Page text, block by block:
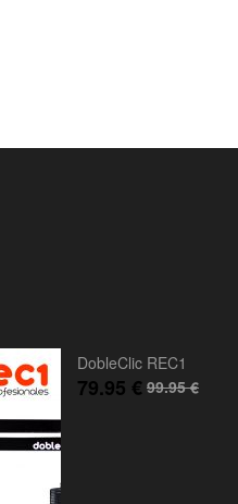
DobleClic REC1
99.95€
79.95 €